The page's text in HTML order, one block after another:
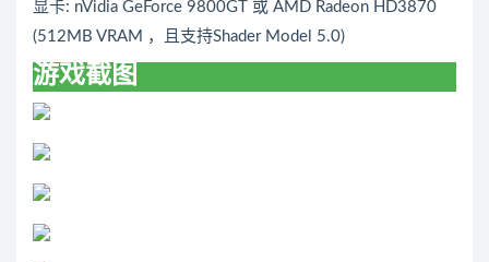
显卡: nVidia GeForce 9800GT 或 AMD Radeon HD3870
(512MB VRAM ，且支持Shader Model 5.0)
游戏截图